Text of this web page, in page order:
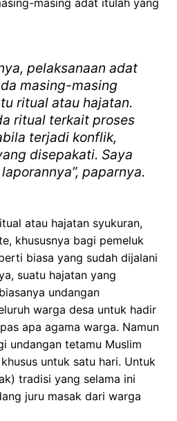
pelaksanaan adat
masing-masing
ritual atau hajatan.
ritual terkait proses
terjadi konflik,
disepakati. Saya
paparnya.
atau hajatan syukuran,
khususnya bagi pemeluk
biasa yang sudah dijalani
suatu hajatan yang
undangan
warga desa untuk hadir
apa agama warga. Namun
undangan tetamu Muslim
untuk satu hari. Untuk
tradisi yang selama ini
juru masak dari warga